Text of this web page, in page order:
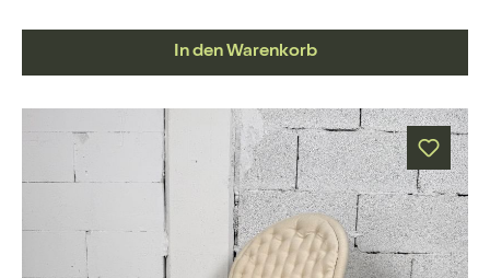
In den Warenkorb